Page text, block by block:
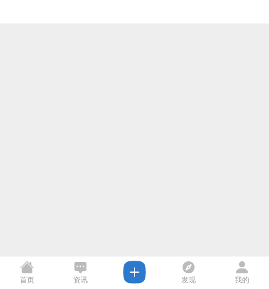
首页 资讯 发现 我的